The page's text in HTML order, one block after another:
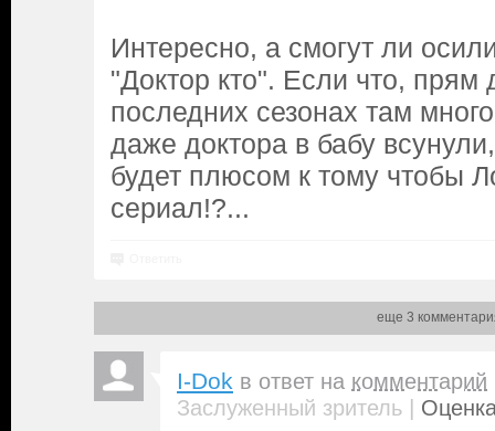
Интересно, а смогут ли
"Доктор кто". Если что, прям
последних сезонах там
даже доктора в бабу
будет плюсом к тому чтобы
сериал!?...
еще 3
I-Dok в ответ на комментарий
Заслуженный зритель |